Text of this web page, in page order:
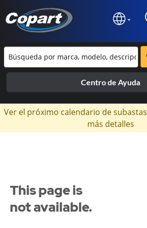
Centro de Ayuda
Ver el próximo calendario de subastas
más detalles
This page is
not available.